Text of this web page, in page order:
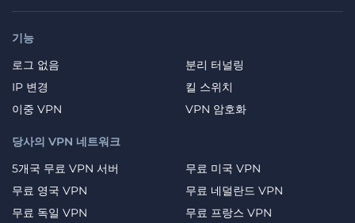
기능
로그 없음
분리 터널링
IP 변경
킬 스위치
이중 VPN
VPN 암호화
당사의 VPN 네트워크
5개국 무료 VPN 서버
무료 미국 VPN
무료 영국 VPN
무료 네덜란드 VPN
무료 독일 VPN
무료 프랑스 VPN